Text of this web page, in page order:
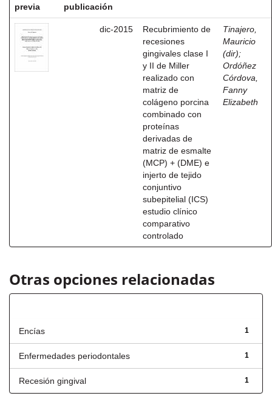
previa
publicación
dic-2015
Recubrimiento de
recesiones
gingivales clase I
y II de Miller
realizado con
matriz de
colágeno porcina
combinado con
proteínas
derivadas de
matriz de esmalte
(MCP) + (DME) e
injerto de tejido
conjuntivo
subepitelial (ICS)
estudio clínico
comparativo
controlado
Tinajero,
Mauricio
(dir);
Ordóñez
Córdova,
Fanny
Elizabeth
Otras opciones relacionadas
1
Encías
1
Enfermedades periodontales
1
Recesión gingival